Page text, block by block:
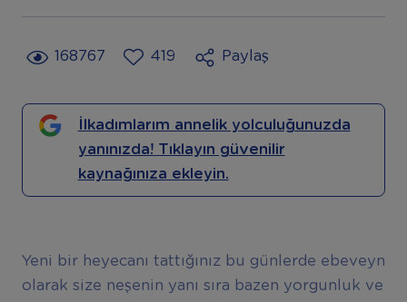
168767 419 Paylaş
İlkadımlarım annelik yolculuğunuzda
yanınızda! Tıklayın güvenilir
kaynağınıza ekleyin.
Yeni bir heyecanı tattığınız bu günlerde ebeveyn
olarak size neşenin yanı sıra bazen yorgunluk ve